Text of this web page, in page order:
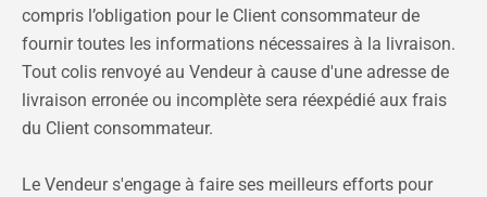
compris l’obligation pour le Client consommateur de
fournir toutes les informations nécessaires à la livraison.
Tout colis renvoyé au Vendeur à cause d'une adresse de
livraison erronée ou incomplète sera réexpédié aux frais
du Client consommateur.
Le Vendeur s'engage à faire ses meilleurs efforts pour